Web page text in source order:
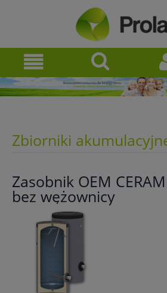
Zbiorniki
Zasobnik OEM
bez wężownicy